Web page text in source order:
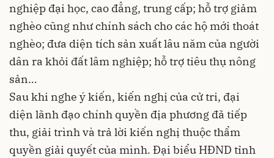
nghiệp đại học, cao đẳng, trung cấp; hỗ trợ giảm
nghèo cũng như chính sách cho các hộ mới thoát
nghèo; đưa diện tích sản xuất lâu năm của người
dân ra khỏi đất lâm nghiệp; hỗ trợ tiêu thụ nông
sản…
Sau khi nghe ý kiến, kiến nghị của cử tri, đại
diện lãnh đạo chính quyền địa phương đã tiếp
thu, giải trình và trả lời kiến nghị thuộc thẩm
quyền giải quyết của mình. Đại biểu HĐND tỉnh